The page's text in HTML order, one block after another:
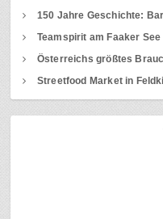
150 Jahre Geschichte:
Teamspirit am Faaker See
Österreichs größtes
Streetfood Market in